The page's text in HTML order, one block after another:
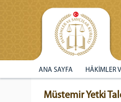
ANA SAYFA HÂKİMLER
Müstemir Yetki